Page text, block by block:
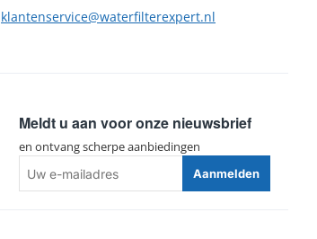
klantenservice@waterfilterexpert.nl
Meldt u aan voor onze nieuwsbrief
en ontvang scherpe aanbiedingen
e-
Aanmelden